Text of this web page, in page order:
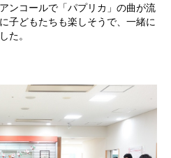
ンコールで「パプリカ」の曲が流
子どもたちも楽しそうで、一緒に
た。